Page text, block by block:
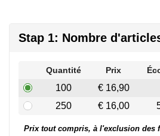
Stap 1: Nombre
Quantité Prix
100
€ 16,90
250
€ 16,00
Prix tout compris, à l'exclusion des